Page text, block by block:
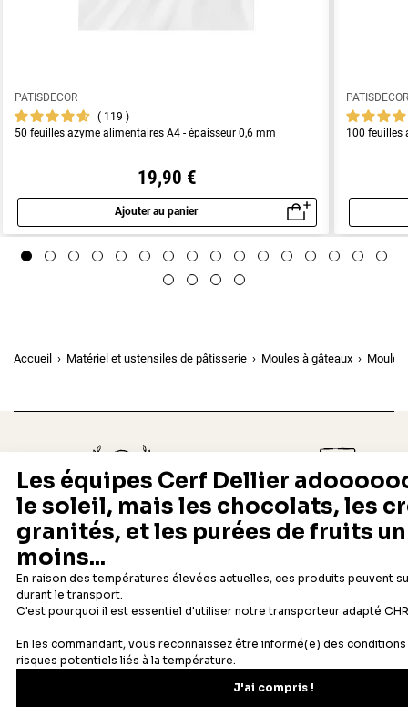
PATISDECOR
119
50 feuilles azyme alimentaires A4 - épaisseur 0,6 mm
19,90 €
Ajouter au panier
Aperçu rapide
100 feuilles
Accueil Matériel et ustensiles de pâtisserie Moules à gâteaux Moules
Depuis 1932
Fabricant français reconnu
Livraison rapide 24/48h
Offerte dès 69 € en point
Newsletter
Recevez les recettes, astuces et offres spéciales.